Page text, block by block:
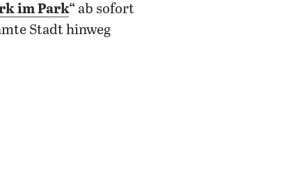
im Park“ ab sofort
Stadt hinweg